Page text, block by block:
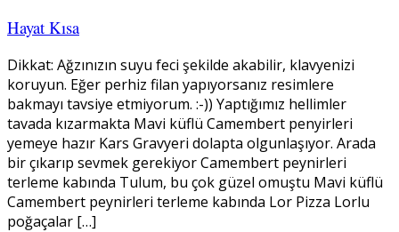
Hayat Kısa
Dikkat: Ağzınızın suyu feci şekilde akabilir, klavyenizi
koruyun. Eğer perhiz filan yapıyorsanız resimlere
bakmayı tavsiye etmiyorum. :-)) Yaptığımız hellimler
tavada kızarmakta Mavi küflü Camembert penyirleri
yemeye hazır Kars Gravyeri dolapta olgunlaşıyor. Arada
bir çıkarıp sevmek gerekiyor Camembert peynirleri
terleme kabında Tulum, bu çok güzel omuştu Mavi küflü
Camembert peynirleri terleme kabında Lor Pizza Lorlu
poğaçalar […]